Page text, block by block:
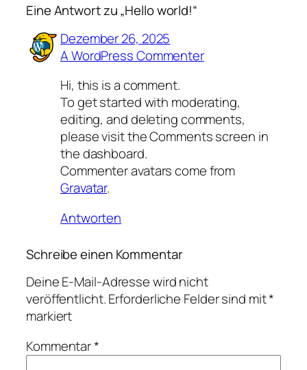
Eine Antwort zu „Hello world!“
Dezember 26, 2025
A WordPress Commenter
Hi, this is a comment.
To get started with moderating,
editing, and deleting comments,
please visit the Comments screen in
the dashboard.
Commenter avatars come from
Gravatar.
Antworten
Schreibe einen Kommentar
Deine E-Mail-Adresse wird nicht
veröffentlicht.Erforderliche Felder sind mit*
markiert
Kommentar*